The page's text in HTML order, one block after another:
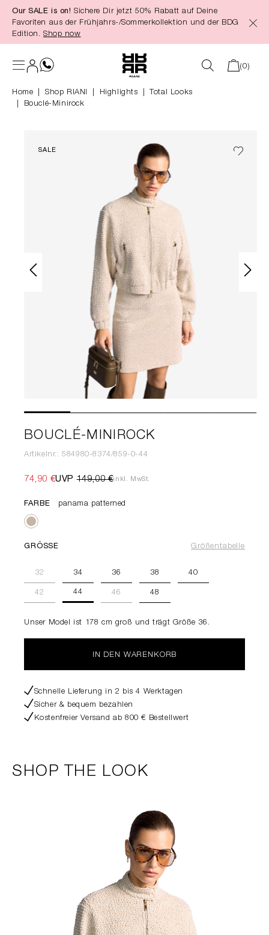
springen
Our SALE is on! Sichere Dir jetzt 50% Rabatt auf Deine
Favoriten aus der Frühjahrs-/Sommerkollektion und der BDG
Edition. Shop now
(0)
Home Shop RIANI Highlights
Total Looks
Bouclé-Minirock
SALE
BOUCLÉ-MINIROCK
Artikelnr.: 584980-8374/859-0-44
74,90 €UVP149,00 €inkl. MwSt.
FARBE panama patterned
GRÖSSE Größentabelle
32 34 36 38 40
42 44 46 48
Unser Model ist 178 cm groß und trägt Größe 36.
IN DEN WARENKORB
Schnelle Lieferung in 2 bis 4 Werktagen
Sicher & bequem bezahlen
Kostenfreier Versand ab 800 € Bestellwert
SHOP THE LOOK